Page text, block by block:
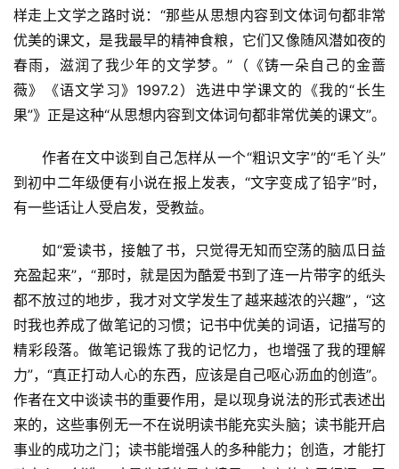
样走上文学之路时说：“那些从思想内容到文体词句都非常
优美的课文，是我最早的精神食粮，它们又像随风潜如夜的
春雨，滋润了我少年的文学梦。”（《铸一朵自己的金蔷
薇》《语文学习》1997.2）选进中学课文的《我的“长生
果”》正是这种“从思想内容到文体词句都非常优美的课文”。
作者在文中谈到自己怎样从一个“粗识文字”的“毛丫头”
到初中二年级便有小说在报上发表，“文字变成了铅字”时，
有一些话让人受启发，受教益。
如“爱读书，接触了书，只觉得无知而空荡的脑瓜日益
充盈起来”，“那时，就是因为酷爱书到了连一片带字的纸头
都不放过的地步，我才对文学发生了越来越浓的兴趣”，“这
时我也养成了做笔记的习惯；记书中优美的词语，记描写的
精彩段落。做笔记锻炼了我的记忆力，也增强了我的理解
力”，“真正打动人心的东西，应该是自己呕心沥血的创造”。
作者在文中谈读书的重要作用，是以现身说法的形式表述出
来的，这些事例无一不在说明读书能充实头脑；读书能开启
事业的成功之门；读书能增强人的多种能力；创造，才能打